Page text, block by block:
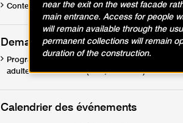
Contempler | méditation guidée en ligne
Demandez le programme !
Programme activités en famille, enfants, ados,
adultes - avril-août26 (PDF, 12.57 Mo)
Calendrier des événements
near the exit on the west facade
main entrance. Access for people
will remain available through the
permanent collections will remain
duration of the construction.